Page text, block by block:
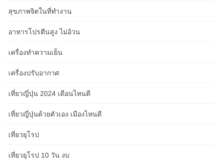
โมร็อกโก นาย… นาย Mohamed Boussaïd รัฐมนตรีว่าการกระทรวง
เศรษฐกิจและการคลัง อ้างเมื่อวันจันทร์ที่ 5 พฤษภาคมที่กรุงปารีสว่า”
การมีส่วนร่วมของโมร็อกโกในประเทศโครงการที่องค์การเพื่อความ
ร่วมมือทางเศรษฐกิจและการพัฒนา (OECD) วางแผนที่จะเปิดตัวจะ …
การประชุมประจำปีครั้งแรกเกี่ยวกับการลงทุนในโมร็อกโกจัดขึ้นในวัน
ใหญ่ของโมร็อกโกและผู้กำหนดนโยบาย ผู้เชี่ยวชาญ และผู้ค้าชาว
LOUDYI เลขาธิการกระทรวงเศรษฐกิจและการเงินเป็นประธานในวัน
ความร่วมมือโดยนาย SAMIR Fouad หัวหน้าสถาบันการเงิน (IDF)
กระทรวงเศรษฐกิจและการคลังเป็นผู้เปิดการประชุมครั้งที่ 8 ในวัน
สุขภาพจิตในที่ทำงาน
อาหารโปรตีนสูง ไม่อ้วน
เครื่องทำความเย็น
เครื่องปรับอากาศ
เที่ยวญี่ปุ่น 2024 เดือนไหนดี
เที่ยวญี่ปุ่นด้วยตัวเอง เมืองไหนดี
เที่ยวยุโรป
เที่ยวยุโรป 10 วัน งบ